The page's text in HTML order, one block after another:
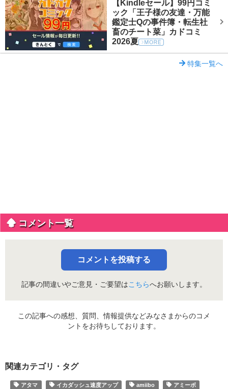
【Kindleセール】99円コミ
ック「王子様の友達・万能
鑑定士Qの事件簿・転生社
畜のチート菜」カドコミ
2026夏
特集一覧へ
コメント一覧
コメントを投稿する
記事の間違いやご意見・ご要望はこちらへお願いします。
この記事への感想、質問、情報提供などみなさまからのコメ
ントをお待ちしております。
関連カテゴリ・タグ
アタマ イカダッシュ速度アップ amiibo アミーボ